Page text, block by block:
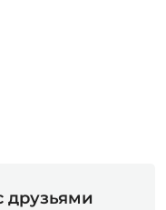
друзьями